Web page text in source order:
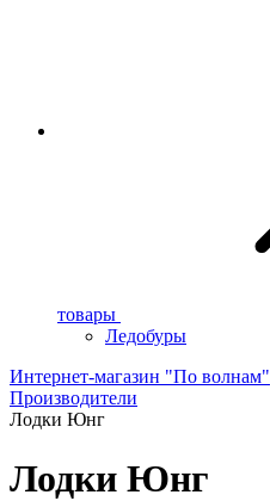
товары
Ледобуры
Интернет-магазин "По волнам"
Производители
Лодки Юнг
Лодки Юнг